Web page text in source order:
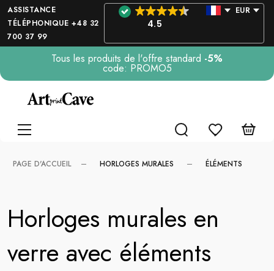
ASSISTANCE
TÉLÉPHONIQUE +48 32
700 37 99
4.5
EUR
Tous les produits de l'offre standard -5%
code: PROMO5
PAGE D'ACCUEIL HORLOGES MURALES ÉLÉMENTS
Horloges murales en
verre avec éléments